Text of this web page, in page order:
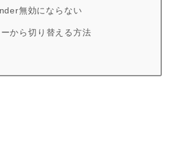
無効にならない
から切り替える方法